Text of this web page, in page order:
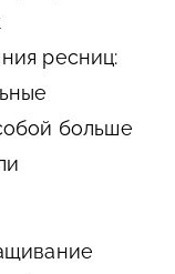
ресниц:
больше